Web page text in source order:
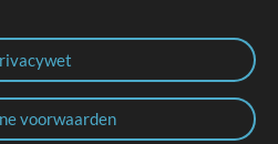
voorwaarden